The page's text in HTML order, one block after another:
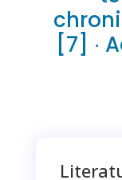
[7] ∙